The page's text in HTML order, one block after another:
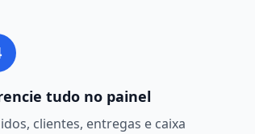
tudo no painel
clientes, entregas e caixa